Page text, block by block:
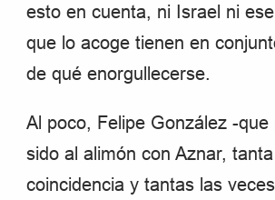
esto en cuenta, ni Israel ni
que lo acoge tienen en
de qué enorgullecerse.
Al poco, Felipe González -
sido al alimón con Aznar,
coincidencia y tantas las